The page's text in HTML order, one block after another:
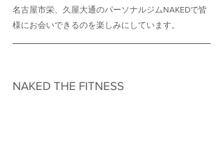
名古屋市栄、久屋大通のパーソナルジムNAKEDで皆
様にお会いできるのを楽しみにしています。
NAKED THE FITNESS